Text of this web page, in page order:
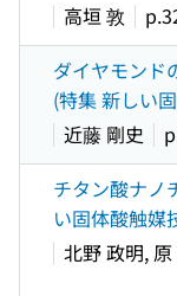
高垣 敦
ダイヤモンド
(特集 新しい
近藤 剛史
チタン酸ナノ
い固体酸触媒
北野 政明,